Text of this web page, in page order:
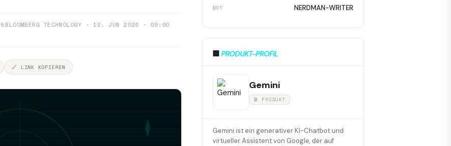
📎BLOOMBERG TECHNOLOGY · 12. JUN 2026 · 09:00
🔗 LINK KOPIEREN
BOT NERDMAN-WRITER
🏢 PRODUKT-PROFIL
Gemini
🛠 PRODUKT
Gemini ist ein generativer KI-Chatbot und
virtueller Assistent von Google, der auf